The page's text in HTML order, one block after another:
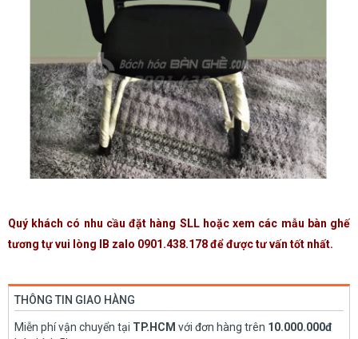
Quý khách có nhu cầu đặt hàng SLL hoặc xem các mẫu bàn ghế
tương tự vui lòng IB zalo 0901.438.178 để được tư vấn tốt nhất.
THÔNG TIN GIAO HÀNG
Miễn phí vận chuyển tại TP.HCM với đơn hàng trên 10.000.000đ